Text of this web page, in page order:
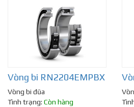
Vòng bi RN2204EMPBX
Vòng bi đũa
Tình trạng: Còn hàng